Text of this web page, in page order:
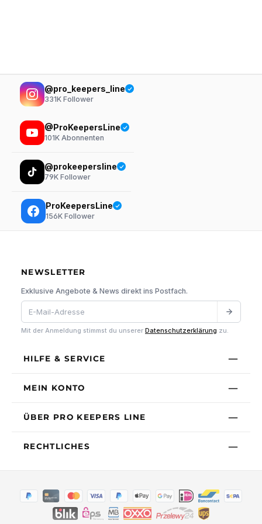
@pro_keepers_line
331K Follower
@ProKeepersLine
101K Abonnenten
@prokeepersline
79K Follower
ProKeepersLine
156K Follower
NEWSLETTER
Exklusive Angebote & News direkt ins Postfach.
Mit der Anmeldung stimmst du unserer Datenschutzerklärung zu.
HILFE & SERVICE
MEIN KONTO
ÜBER PRO KEEPERS LINE
RECHTLICHES